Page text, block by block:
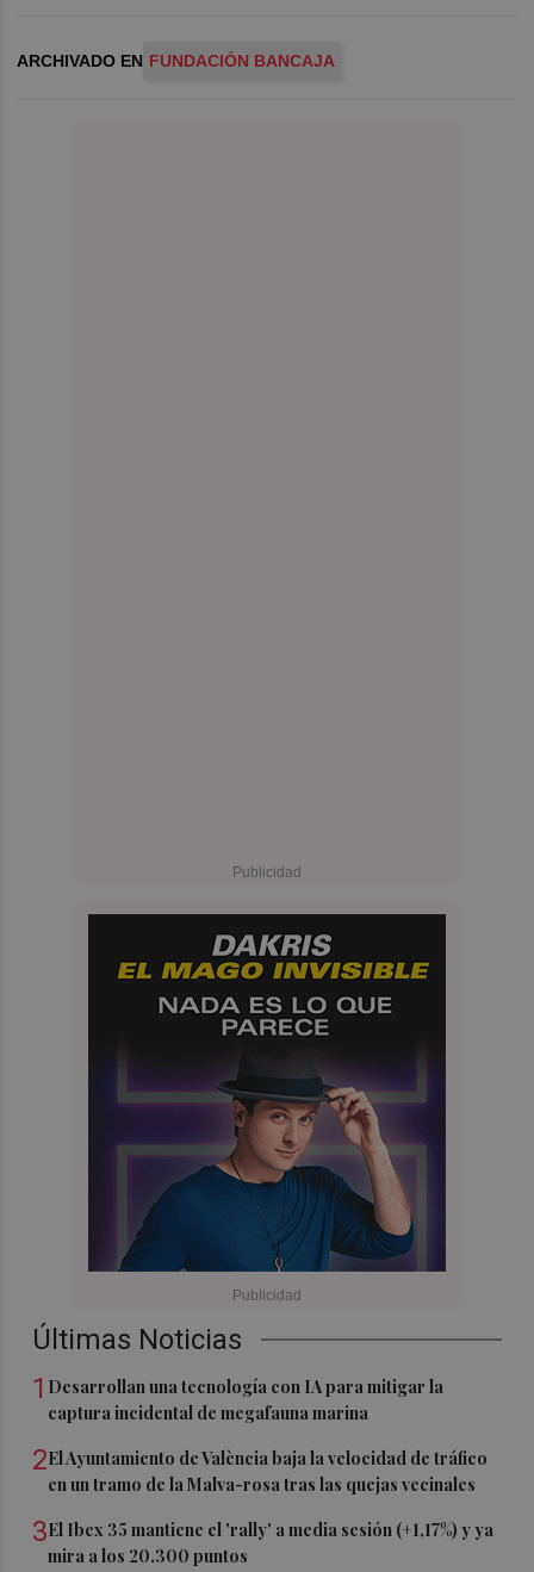
Últimas Noticias
1 Desarrollan una tecnología con IA para mitigar la
captura incidental de megafauna marina
2El Ayuntamiento de València baja la velocidad de tráfico
en un tramo de la Malva-rosa tras las quejas vecinales
3El Ibex 35 mantiene el 'rally' a media sesión (+1,17%) y ya
mira a los 20.300 puntos
ARCHIVADO EN FUNDACIÓN BANCAJA